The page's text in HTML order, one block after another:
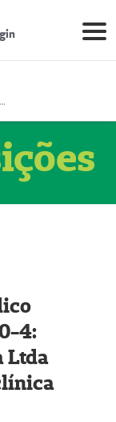
Prestador Centro Médico Vitória Ltda, 51004350-4: Centro Médico Vitória Ltda (Nome Fantasia: Policlínica Master)
4:
Ltda